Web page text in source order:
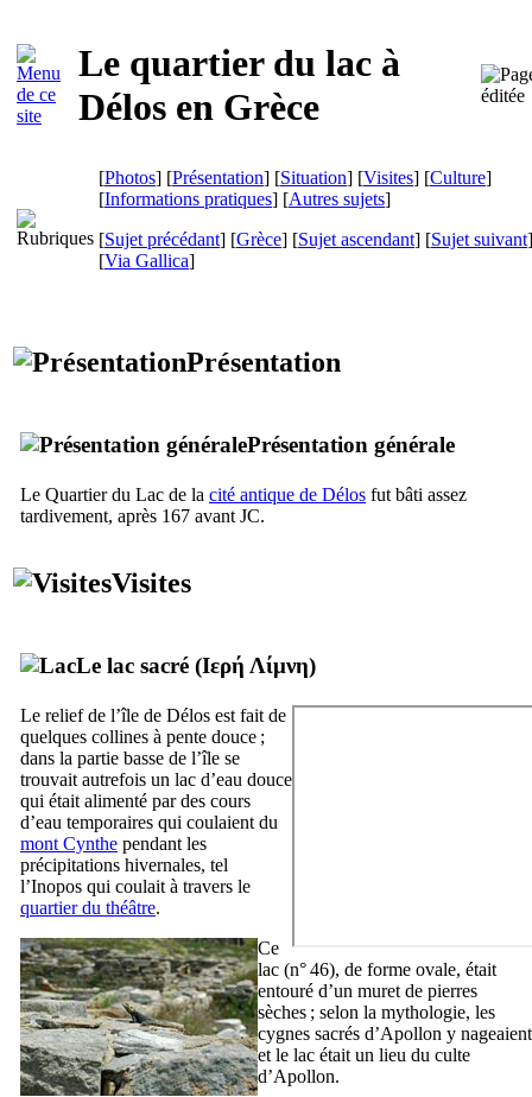
Le quartier du lac à
Délos en Grèce
[Photos] [Présentation] [Situation] [Visites] [Culture]
[Informations pratiques] [Autres sujets]
[Sujet précédant] [Grèce] [Sujet ascendant] [Sujet suivant]
[Via Gallica]
Présentation
Présentation générale
Le Quartier du Lac de la cité antique de Délos fut bâti assez
tardivement, après 167 avant JC.
Visites
Le lac sacré (Ιερή Λίμνη)
Le relief de l’île de Délos est fait de
quelques collines à pente douce ;
dans la partie basse de l’île se
trouvait autrefois un lac d’eau douce
qui était alimenté par des cours
d’eau temporaires qui coulaient du
mont Cynthe pendant les
précipitations hivernales, tel
l’Inopos qui coulait à travers le
quartier du théâtre.
Ce
lac (n° 46), de forme ovale, était
entouré d’un muret de pierres
sèches ; selon la mythologie, les
cygnes sacrés d’Apollon y nageaient
et le lac était un lieu du culte
d’Apollon.